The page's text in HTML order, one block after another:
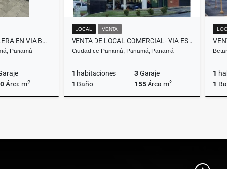
VENTA DE LOCAL - GALERA EN VIA BRASIL
Panamá
Área m2
LOCAL VENTA
VENTA DE LOCAL COMERCIAL- VIA ESPAÑA - PLAZA SAN FERNANDO- PB
Ciudad de Panamá, Panamá, Panamá
1 habitaciones 3Garaje
1 Baño 155Área m2
1
1